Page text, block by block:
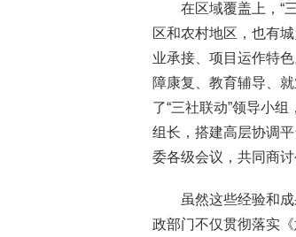
在区域覆盖上，“
区和农村地区，也有
业承接、项目运作特
障康复、教育辅导、
了“三社联动”领导小
组长，搭建高层协调
委各级会议，共同商
虽然这些经验和
政部门不仅贯彻落实